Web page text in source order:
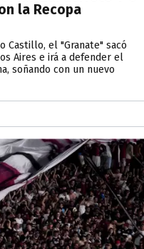
la Recopa
Castillo, el "Granate" sacó
Aires e irá a defender el
soñando con un nuevo